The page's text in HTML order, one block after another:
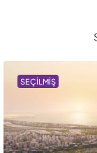
SEÇILMIŞ